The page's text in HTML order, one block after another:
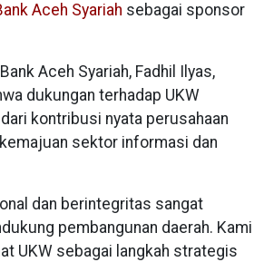
Aceh Syariah sebagai sponsor
Aceh Syariah, Fadhil Ilyas,
dukungan terhadap UKW
kontribusi nyata perusahaan
sektor informasi dan
dan berintegritas sangat
pembangunan daerah. Kami
UKW sebagai langkah strategis